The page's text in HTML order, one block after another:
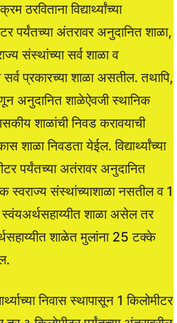
ठरविताना विद्यार्थ्यांच्या
पर्यंतच्या अंतरावर अनुदानित शाळा,
संस्थांच्या सर्व शाळा व
प्रकारच्या शाळा असतील. तथापि,
अनुदानित शाळेऐवजी स्थानिक
शाळांची निवड करावयाची
शाळा निवडता येईल. विद्यार्थ्यांच्या
पर्यंतच्या अतंरावर अनुदानित
स्वराज्य संस्थांच्याशाळा नसतील व 1
स्वंयअर्थसहाय्यीत शाळा असेल तर
शाळेत मुलांना 25 टक्के
निवास स्थापासून 1 किलोमीटर